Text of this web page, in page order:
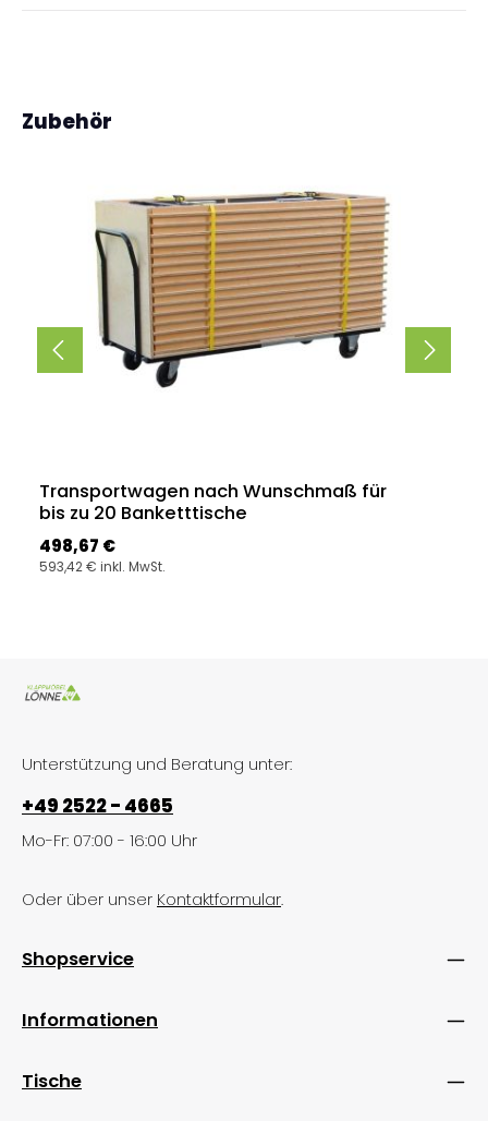
Produktgalerie überspringen
Zubehör
Transportwagen nach Wunschmaß für
bis zu 20 Banketttische
Regulärer Preis:
498,67 €
593,42 € inkl. MwSt.
Unterstützung und Beratung unter:
+49 2522 - 4665
Mo-Fr: 07:00 - 16:00 Uhr
Oder über unser Kontaktformular.
Shopservice
Informationen
Tische